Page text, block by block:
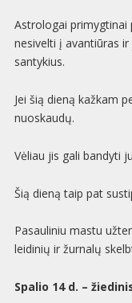
Astrologai primygtinai
nesivelti į avantiūras
santykius.
Jei šią dieną kažkam
nuoskaudų.
Vėliau jis gali bandyti
Šią dieną taip pat
Pasauliniu mastu
leidinių ir žurnalų
Spalio 14 d. –